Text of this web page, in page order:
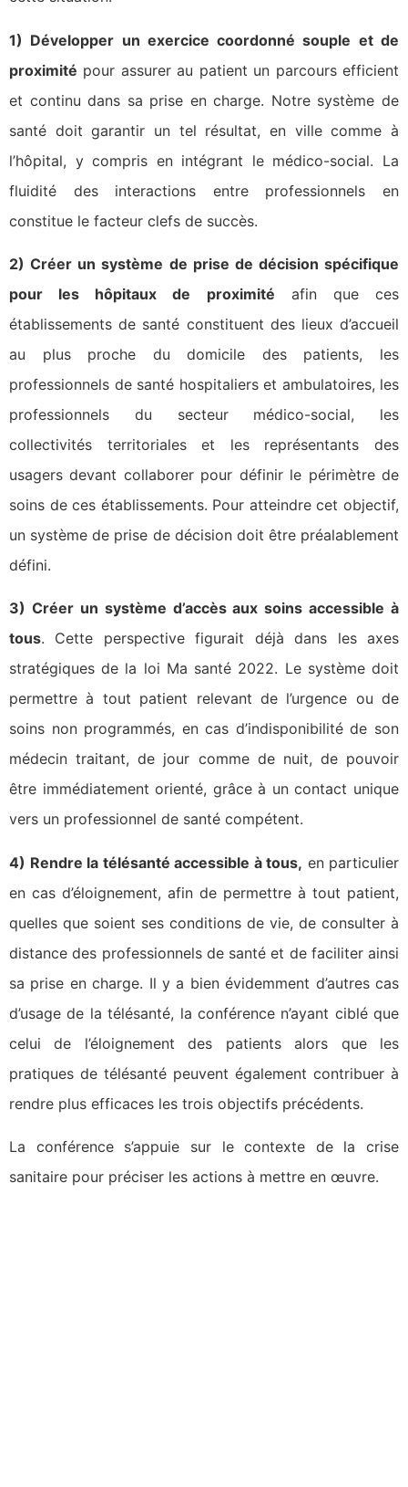
1) Développer un exercice coordonné souple et de
proximité pour assurer au patient un parcours efficient
et continu dans sa prise en charge. Notre système de
santé doit garantir un tel résultat, en ville comme à
l’hôpital, y compris en intégrant le médico-social. La
fluidité des interactions entre professionnels en
constitue le facteur clefs de succès.
2) Créer un système de prise de décision spécifique
pour les hôpitaux de proximité afin que ces
établissements de santé constituent des lieux d’accueil
au plus proche du domicile des patients, les
professionnels de santé hospitaliers et ambulatoires, les
professionnels du secteur médico-social, les
collectivités territoriales et les représentants des
usagers devant collaborer pour définir le périmètre de
soins de ces établissements. Pour atteindre cet objectif,
un système de prise de décision doit être préalablement
défini.
3) Créer un système d’accès aux soins accessible à
tous. Cette perspective figurait déjà dans les axes
stratégiques de la loi Ma santé 2022. Le système doit
permettre à tout patient relevant de l’urgence ou de
soins non programmés, en cas d’indisponibilité de son
médecin traitant, de jour comme de nuit, de pouvoir
être immédiatement orienté, grâce à un contact unique
vers un professionnel de santé compétent.
4) Rendre la télésanté accessible à tous, en particulier
en cas d’éloignement, afin de permettre à tout patient,
quelles que soient ses conditions de vie, de consulter à
distance des professionnels de santé et de faciliter ainsi
sa prise en charge. Il y a bien évidemment d’autres cas
d’usage de la télésanté, la conférence n’ayant ciblé que
celui de l’éloignement des patients alors que les
pratiques de télésanté peuvent également contribuer à
rendre plus efficaces les trois objectifs précédents.
La conférence s’appuie sur le contexte de la crise
sanitaire pour préciser les actions à mettre en œuvre.